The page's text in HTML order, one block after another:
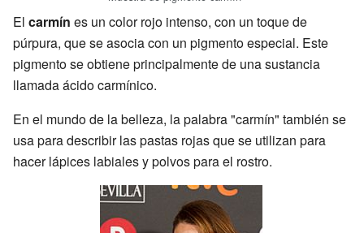
El carmín es un color rojo intenso, con un toque de
púrpura, que se asocia con un pigmento especial. Este
pigmento se obtiene principalmente de una sustancia
llamada ácido carmínico.
En el mundo de la belleza, la palabra "carmín" también se
usa para describir las pastas rojas que se utilizan para
hacer lápices labiales y polvos para el rostro.